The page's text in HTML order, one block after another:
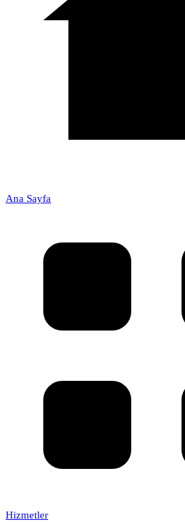
Ana Sayfa
Hizmetler